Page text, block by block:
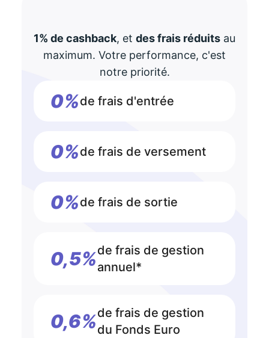
1% de cashback, et des frais réduits au
maximum. Votre performance, c'est
notre priorité.
0%de frais d'entrée
0%de frais de versement
0%de frais de sortie
0,5%de frais de gestion
annuel*
0,6%de frais de gestion
du Fonds Euro